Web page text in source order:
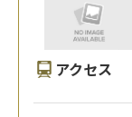
アクセス